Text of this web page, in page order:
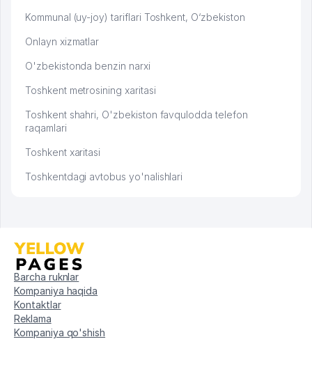
Kommunal (uy-joy) tariflari Toshkent, O‘zbekiston
Onlayn xizmatlar
O'zbekistonda benzin narxi
Toshkent metrosining xaritasi
Toshkent shahri, O'zbekiston favqulodda telefon
raqamlari
Toshkent xaritasi
Toshkentdagi avtobus yo'nalishlari
Barcha ruknlar
Kompaniya haqida
Kontaktlar
Reklama
Kompaniya qo'shish